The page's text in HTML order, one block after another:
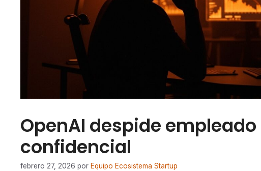
OpenAI despide
confidencial
febrero 27, 2026 por Equipo Ecosistema Startup